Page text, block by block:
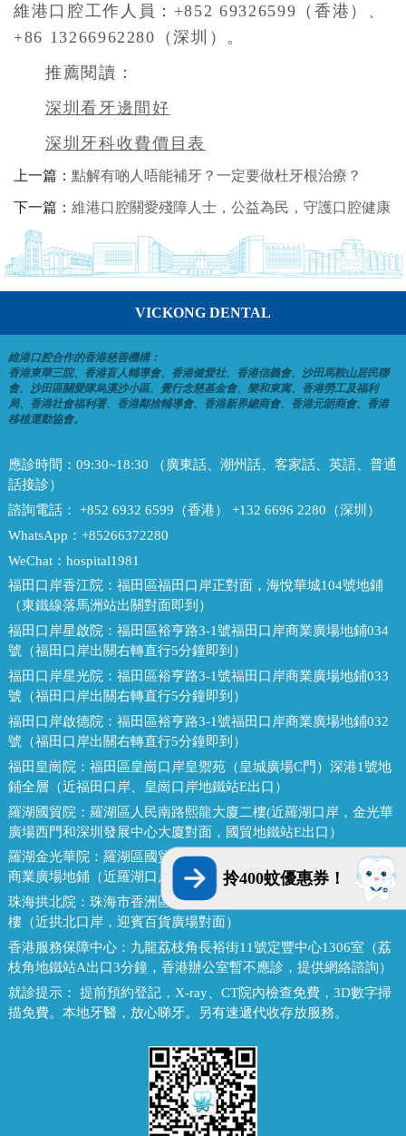
維港口腔工作人員：+852 69326599（香港）、
+86 13266962280（深圳）。
推薦閱讀：
深圳看牙邊間好
深圳牙科收費價目表
上一篇： 點解有啲人唔能補牙？一定要做杜牙根治療？
下一篇： 維港口腔關愛殘障人士，公益為民，守護口腔健康
VICKONG DENTAL
維港口腔合作的香港慈善機構：
香港東華三院、香港盲人輔導會、香港健愛社、香港信義會、沙田馬鞍山居民聯
會、沙田區關愛隊烏溪沙小區、覺行念慈基金會、樂和東寓、香港勞工及福利
局、香港社會福利署、香港鄰捨輔導會、香港新界總商會、香港元朗商會、香港
移植運動協會。
應診時間： 09:30~18:30 （廣東話、潮州話、客家話、英語、普通
話接診）
諮詢電話： +852 6932 6599（香港） +132 6696 2280（深圳）
WhatsApp： +85266372280
WeChat： hospital1981
福田口岸香江院： 福田區福田口岸正對面，海悅華城104號地鋪
（東鐵線落馬洲站出關對面即到）
福田口岸星啟院： 福田區裕亨路3-1號福田口岸商業廣場地鋪034
號（福田口岸出關右轉直行5分鐘即到）
福田口岸星光院： 福田區裕亨路3-1號福田口岸商業廣場地鋪033
號（福田口岸出關右轉直行5分鐘即到）
福田口岸啟德院： 福田區裕亨路3-1號福田口岸商業廣場地鋪032
號（福田口岸出關右轉直行5分鐘即到）
福田皇崗院： 福田區皇崗口岸皇禦苑（皇城廣場C門）深港1號地
鋪全層（近福田口岸、皇崗口岸地鐵站E出口）
羅湖國貿院： 羅湖區人民南路熙龍大廈二樓(近羅湖口岸，金光華
廣場西門和深圳發展中心大廈對面，國貿地鐵站E出口）
羅湖金光華院： 羅湖區國貿金光華廣場東二門對面，南湖路凱利
商業廣場地鋪（近羅湖口岸、國貿地鐵站B出口）
珠海拱北院： 珠海市香洲區拱北迎賓南路1155號中建商業大廈15
樓（近拱北口岸，迎賓百貨廣場對面）
香港服務保障中心： 九龍荔枝角長裕街11號定豐中心1306室（荔
枝角地鐵站A出口3分鐘，香港辦公室暫不應診，提供網絡諮詢）
就診提示： 提前預約登記，X-ray、CT院內檢查免費，3D數字掃
描免費。本地牙醫，放心睇牙。另有速遞代收存放服務。
拎400蚊優惠券！